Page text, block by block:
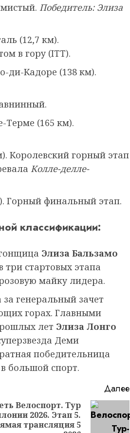
Победитель: Элиза
(12,7 км).
в гору (ITT).
ди-Кадоре (138 км).
Терме (165 км).
Королевский горный этап
Колле-делле-
Горный финальный этап.
классификации:
Элиза Бальзамо
три стартовых этапа
майку лидера.
генеральный зачет
горах. Главными
лет Элиза Лонго
Деми
победительница
большой спорт.
Далее
Велоспорт. Тур
2026. Этап 5.
трансляция 5